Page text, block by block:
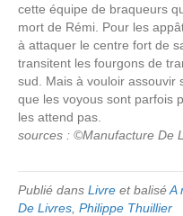
cette équipe de braqueurs
mort de Rémi. Pour les
à attaquer le centre fort de
transitent les fourgons de
sud. Mais à vouloir assouvir
que les voyous sont parfois
les attend pas.
sources : ©Manufacture De
Publié dans Livre et baliséA
De Livres Philippe Thuillier